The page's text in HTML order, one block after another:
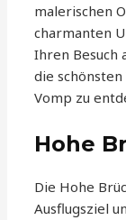
malerischen
charmanten
Ihren Besuch
die
Vomp zu
Hohe
Die Hohe
Ausflugsziel